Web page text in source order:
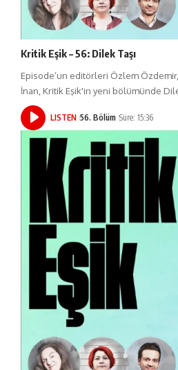
Kritik Eşik – 56: Dilek Taşı
Episode’un editörleri Özlem
İnan, Kritik Eşik'in yeni bölümünde
LISTEN 56. Bölüm Süre: 15:36